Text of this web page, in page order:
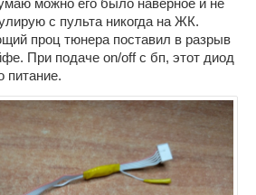
с пульта никогда на ЖК.
проц тюнера поставил в разрыв
При подаче on/off с бп, этот диод
питание.